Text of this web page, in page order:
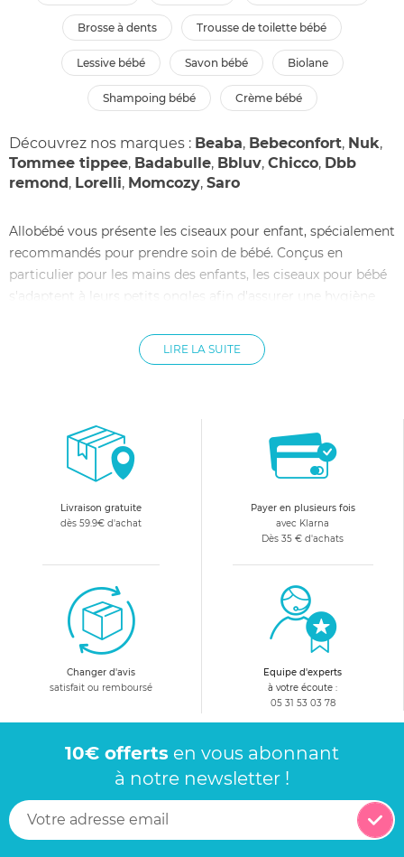
brosse à dents trousse de toilette bébé
lessive bébé savon bébé biolane
shampoing bébé crème bébé
Découvrez nos marques : Beaba, Bebeconfort, Nuk,
Tommee tippee, Badabulle, Bbluv, Chicco, Dbb
remond, Lorelli, Momcozy, Saro
Allobébé vous présente les ciseaux pour enfant, spécialement
recommandés pour prendre soin de bébé. Conçus en
particulier pour les mains des enfants, les ciseaux pour bébé
s'adaptent à leurs petits ongles afin d'assurer une hygiène
ou bien avec des lames courbées sécurisées, choisissez le
coupe-ongles qui vous convient le mieux pour faire la
encore Beaba. Grâce à une bonne prise en main, ces produits
vous permettent de couper les ongles de vos enfants avec
précision, tout en évitant l'accident.
LIRE LA SUITE
Livraison gratuite
dès 59.9€ d'achat
Payer en plusieurs fois
avec Klarna
Dès 35 € d'achats
Changer d'avis
satisfait ou remboursé
Equipe d'experts
à votre écoute :
05 31 53 03 78
10€ offerts en vous abonnant
à notre newsletter !